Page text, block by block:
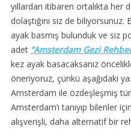
yıllardan itibaren ortalıkta her
dolaştığını siz de
ayak basmış bulunduk ve siz
adet “Amsterdam Gezi
kez ayak basacaksanız
öneriyoruz, çünkü aşağıdaki
Amsterdam ile özdeşleşmiş
Amsterdam’ı tanıyıp bilenler
alışverişli, daha alternatif bir